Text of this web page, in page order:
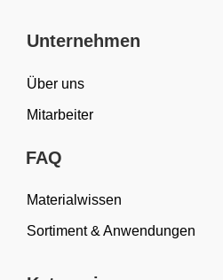
Unternehmen
Über uns
Mitarbeiter
FAQ
Materialwissen
Sortiment & Anwendungen